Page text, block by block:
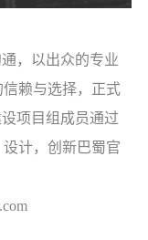
，以出众的专业
赖与选择，正式
项目组成员通过
计，创新巴蜀官